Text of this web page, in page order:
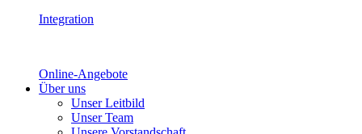
Integration
Online-Angebote
Über uns
Unser Leitbild
Unser Team